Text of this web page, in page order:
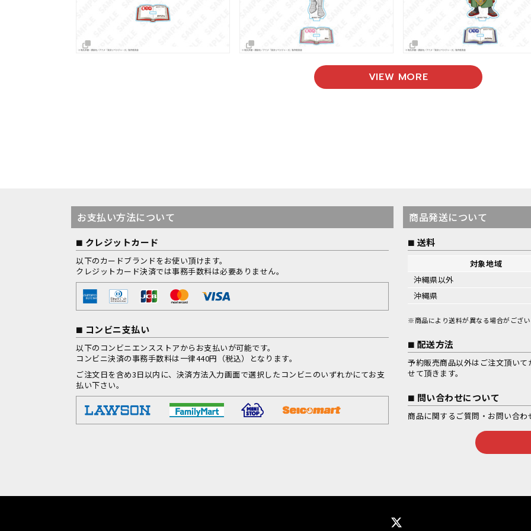
VIEW MORE
お支払い方法について
クレジットカード
以下のカードブランドをお使い頂けます。
クレジットカード決済では事務手数料は必要ありません。
コンビニ支払い
以下のコンビニエンスストアからお支払いが可能です。
コンビニ決済の事務手数料は一律440円（税込）となります。
ご注文日を含め3日以内に、決済方法入力画面で選択したコンビニのいずれかにてお支
払い下さい。
商品発送について
送料
対象地域
沖縄県以外
沖縄県
※商品により送料が異なる場合がござ
配送方法
予約販売商品以外はご注文頂い
せて頂きます。
問い合わせについて
商品に関するご質問・お問い合